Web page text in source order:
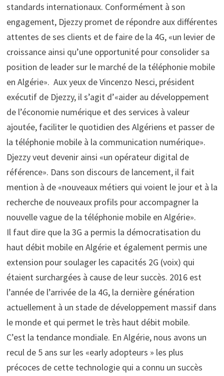
standards internationaux. Conformément à son
engagement, Djezzy promet de répondre aux différentes
attentes de ses clients et de faire de la 4G, «un levier de
croissance ainsi qu’une opportunité pour consolider sa
position de leader sur le marché de la téléphonie mobile
en Algérie». Aux yeux de Vincenzo Nesci, président
exécutif de Djezzy, il s’agit d’«aider au développement
de l’économie numérique et des services à valeur
ajoutée, faciliter le quotidien des Algériens et passer de
la téléphonie mobile à la communication numérique».
Djezzy veut devenir ainsi «un opérateur digital de
référence». Dans son discours de lancement, il fait
mention à de «nouveaux métiers qui voient le jour et à la
recherche de nouveaux profils pour accompagner la
nouvelle vague de la téléphonie mobile en Algérie».
Il faut dire que la 3G a permis la démocratisation du
haut débit mobile en Algérie et également permis une
extension pour soulager les capacités 2G (voix) qui
étaient surchargées à cause de leur succès. 2016 est
l’année de l’arrivée de la 4G, la dernière génération
actuellement à un stade de développement massif dans
le monde et qui permet le très haut débit mobile.
C’est la tendance mondiale. En Algérie, nous avons un
recul de 5 ans sur les «early adopteurs » les plus
précoces de cette technologie qui a connu un succès